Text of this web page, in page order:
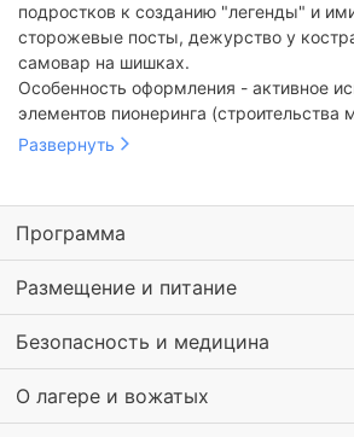
подростков к созданию "легенды" и
сторожевые посты, дежурство у
самовар на шишках.
Особенность оформления - активное
элементов пионеринга (строительства
интерьера из лесного материала).
Развернуть
Программа
Размещение и питание
Безопасность и медицина
О лагере и вожатых